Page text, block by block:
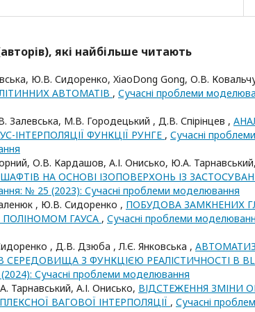
які найбільше читають
Ю.В. Сидоренко, XiaoDong Gong, О.В.
АВТОМАТІВ , Сучасні проблеми
М.В. Городецький , Д.В. Спірінцев ,
ІНТЕРПОЛЯЦІЇ ФУНКЦІЇ РУНГЕ , Сучасні
О.В. Кардашов, А.І. Онисько, Ю.А. Тарнавський,
НА ОСНОВІ ІЗОПОВЕРХОНЬ ІЗ
№ 25 (2023): Сучасні проблеми моделювання
, Ю.В. Сидоренко , ПОБУДОВА ЗАМКНЕНИХ
ПОЛІНОМОМ ГАУСА , Сучасні проблеми
, Д.В. Дзюба , Л.Є. Янковська ,
СЕРЕДОВИЩА З ФУНКЦІЄЮ РЕАЛІСТИЧНОСТІ В
Сучасні проблеми моделювання
А.І. Онисько, ВІДСТЕЖЕННЯ ЗМІНИ
ВАГОВОЇ ІНТЕРПОЛЯЦІЇ , Сучасні